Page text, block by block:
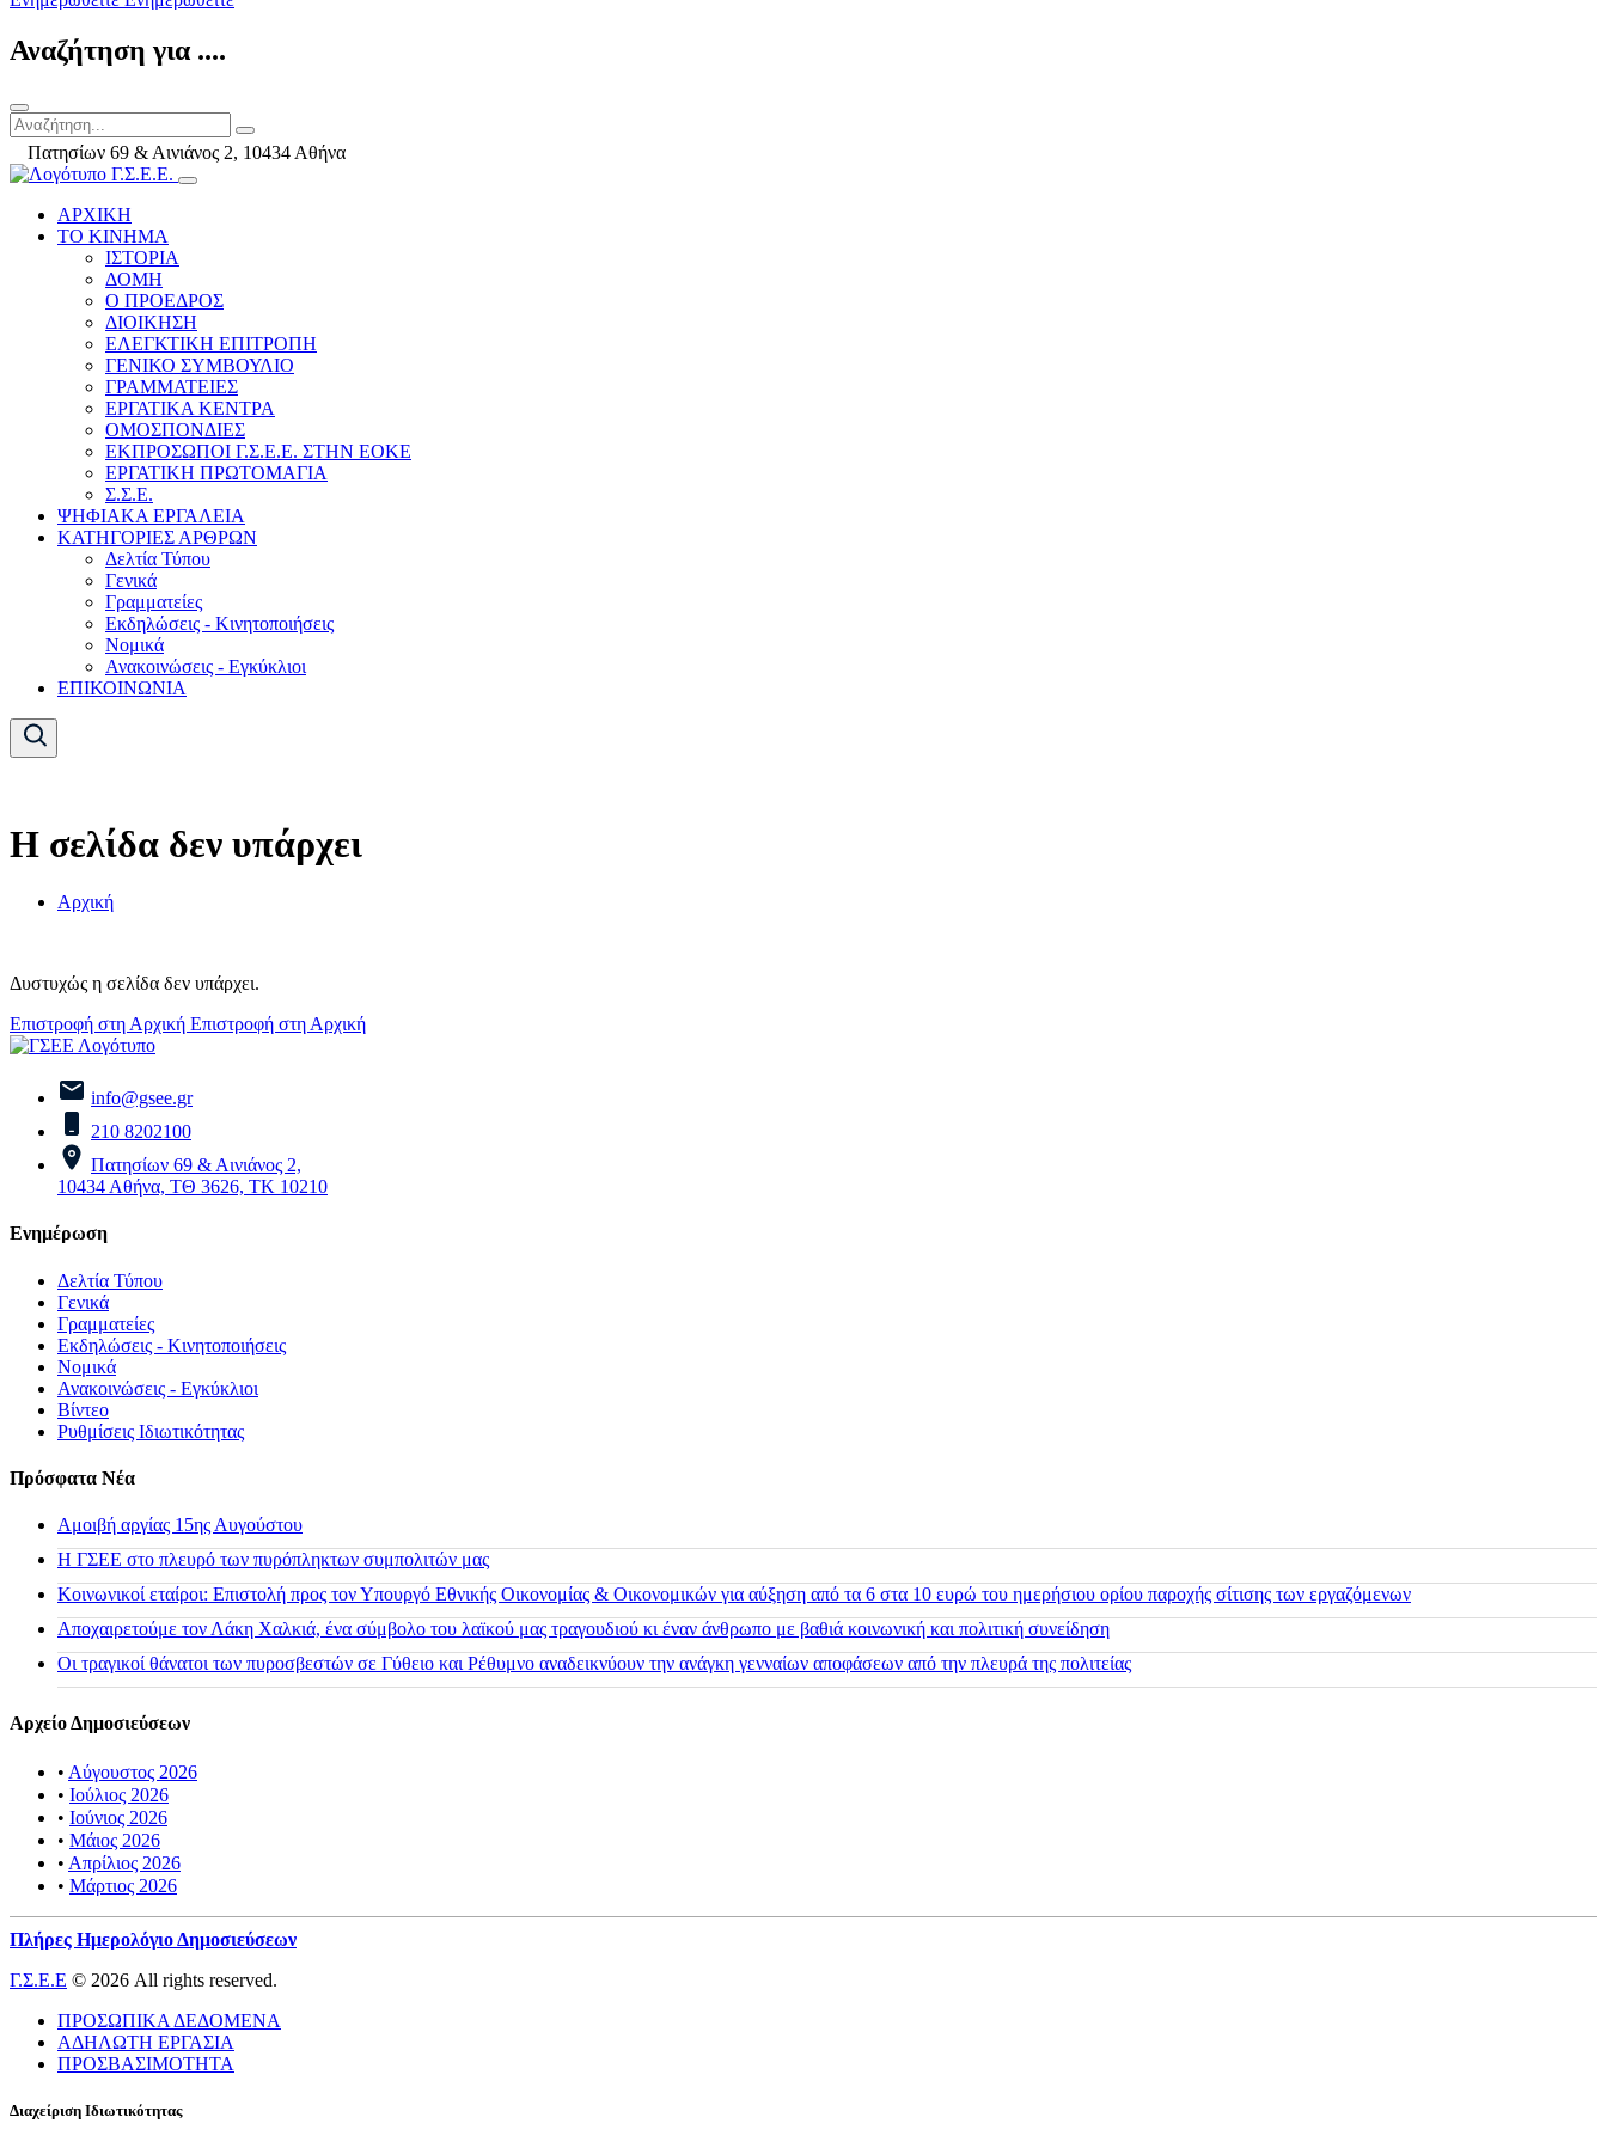
Αναζήτηση για ....
Πατησίων 69 & Αινιάνος 2, 10434 Αθήνα
ΑΡΧΙΚΗ
ΤΟ ΚΙΝΗΜΑ
ΙΣΤΟΡΙΑ
ΔΟΜΗ
Ο ΠΡΟΕΔΡΟΣ
ΔΙΟΙΚΗΣΗ
ΕΛΕΓΚΤΙΚΗ ΕΠΙΤΡΟΠΗ
ΓΕΝΙΚΟ ΣΥΜΒΟΥΛΙΟ
ΓΡΑΜΜΑΤΕΙΕΣ
ΕΡΓΑΤΙΚΑ ΚΕΝΤΡΑ
ΟΜΟΣΠΟΝΔΙΕΣ
ΕΚΠΡΟΣΩΠΟΙ Γ.Σ.Ε.Ε. ΣΤΗΝ ΕΟΚΕ
ΕΡΓΑΤΙΚΗ ΠΡΩΤΟΜΑΓΙΑ
Σ.Σ.Ε.
ΨΗΦΙΑΚΑ ΕΡΓΑΛΕΙΑ
ΚΑΤΗΓΟΡΙΕΣ ΑΡΘΡΩΝ
Δελτία Τύπου
Γενικά
Γραμματείες
Εκδηλώσεις - Κινητοποιήσεις
Νομικά
Ανακοινώσεις - Εγκύκλιοι
ΕΠΙΚΟΙΝΩΝΙΑ
Η σελίδα δεν υπάρχει
Αρχική
Δυστυχώς η σελίδα δεν υπάρχει.
Επιστροφή στη Αρχική Επιστροφή στη Αρχική
info@gsee.gr
210 8202100
Πατησίων 69 & Αινιάνος 2,
10434 Αθήνα, ΤΘ 3626, ΤΚ 10210
Ενημέρωση
Δελτία Τύπου
Γενικά
Γραμματείες
Εκδηλώσεις - Κινητοποιήσεις
Νομικά
Ανακοινώσεις - Εγκύκλιοι
Βίντεο
Ρυθμίσεις Ιδιωτικότητας
Πρόσφατα Νέα
Αμοιβή αργίας 15ης Αυγούστου
H ΓΣΕΕ στο πλευρό των πυρόπληκτων συμπολιτών μας
Κοινωνικοί εταίροι: Επιστολή προς τον Υπουργό Εθνικής Οικονομίας & Οικονομικών για αύξηση από τα 6 στα 10 ευρώ του ημερήσιου ορίου παροχής σίτισης των εργαζόμενων
Αποχαιρετούμε τον Λάκη Χαλκιά, ένα σύμβολο του λαϊκού μας τραγουδιού κι έναν άνθρωπο με βαθιά κοινωνική και πολιτική συνείδηση
Οι τραγικοί θάνατοι των πυροσβεστών σε Γύθειο και Ρέθυμνο αναδεικνύουν την ανάγκη γενναίων αποφάσεων από την πλευρά της πολιτείας
Αρχείο Δημοσιεύσεων
• Αύγουστος 2026
• Ιούλιος 2026
• Ιούνιος 2026
• Μάιος 2026
• Απρίλιος 2026
• Μάρτιος 2026
Πλήρες Ημερολόγιο Δημοσιεύσεων
Γ.Σ.Ε.Ε © 2026 All rights reserved.
ΠΡΟΣΩΠΙΚΑ ΔΕΔΟΜΕΝΑ
ΑΔΗΛΩΤΗ ΕΡΓΑΣΙΑ
ΠΡΟΣΒΑΣΙΜΟΤΗΤΑ
Διαχείριση Ιδιωτικότητας